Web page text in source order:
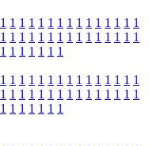
1 1 1 1 1 1 1 1 1 1 1 1 1 1 1
1 1 1 1 1 1 1 1 1 1 1 1 1 1 1
1 1 1 1 1 1 1
1 1 1 1 1 1 1 1 1 1 1 1 1 1 1
1 1 1 1 1 1 1 1 1 1 1 1 1 1 1
1 1 1 1 1 1 1